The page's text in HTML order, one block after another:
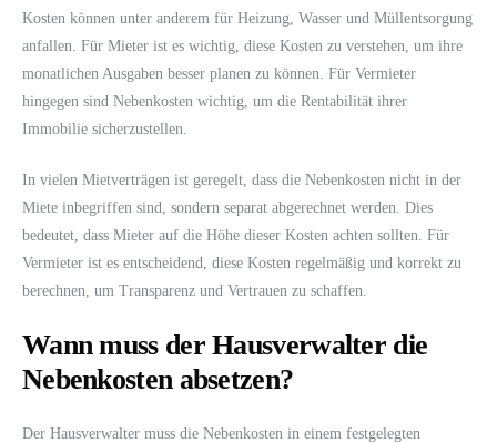
Kosten können unter anderem für Heizung, Wasser und Müllentsorgung
anfallen. Für Mieter ist es wichtig, diese Kosten zu verstehen, um ihre
monatlichen Ausgaben besser planen zu können. Für Vermieter
hingegen sind Nebenkosten wichtig, um die Rentabilität ihrer
Immobilie sicherzustellen.
In vielen Mietverträgen ist geregelt, dass die Nebenkosten nicht in der
Miete inbegriffen sind, sondern separat abgerechnet werden. Dies
bedeutet, dass Mieter auf die Höhe dieser Kosten achten sollten. Für
Vermieter ist es entscheidend, diese Kosten regelmäßig und korrekt zu
berechnen, um Transparenz und Vertrauen zu schaffen.
Wann muss der Hausverwalter die
Nebenkosten absetzen?
Der Hausverwalter muss die Nebenkosten in einem festgelegten